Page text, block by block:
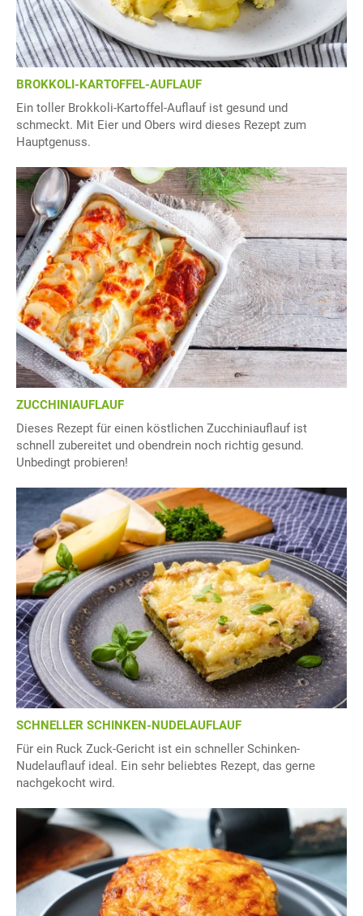
BROKKOLI-KARTOFFEL-AUFLAUF
Ein toller Brokkoli-Kartoffel-Auflauf ist gesund und
schmeckt. Mit Eier und Obers wird dieses Rezept zum
Hauptgenuss.
ZUCCHINIAUFLAUF
Dieses Rezept für einen köstlichen Zucchiniauflauf ist
schnell zubereitet und obendrein noch richtig gesund.
Unbedingt probieren!
SCHNELLER SCHINKEN-NUDELAUFLAUF
Für ein Ruck Zuck-Gericht ist ein schneller Schinken-
Nudelauflauf ideal. Ein sehr beliebtes Rezept, das gerne
nachgekocht wird.